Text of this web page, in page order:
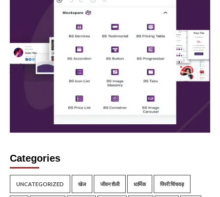
Categories
UNCATEGORIZED खेल जीवन शैली धार्मिक पिंपरी चिंचवड़